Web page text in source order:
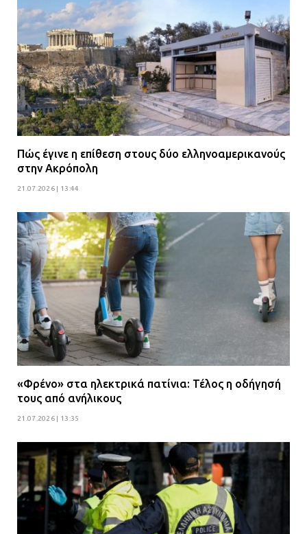
Πώς έγινε η επίθεση στους δύο ελληνοαμερικανούς
στην Ακρόπολη
21.07.2026 | 13:44
«Φρένο» στα ηλεκτρικά πατίνια: Τέλος η οδήγησή
τους από ανήλικους
21.07.2026 | 13:35